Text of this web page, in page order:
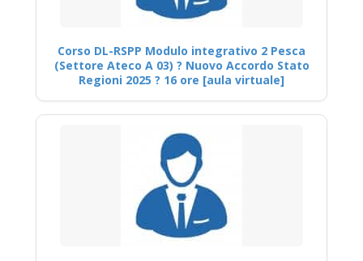
Corso DL-RSPP Modulo integrativo 2 Pesca
(Settore Ateco A 03) ? Nuovo Accordo Stato
Regioni 2025 ? 16 ore [aula virtuale]